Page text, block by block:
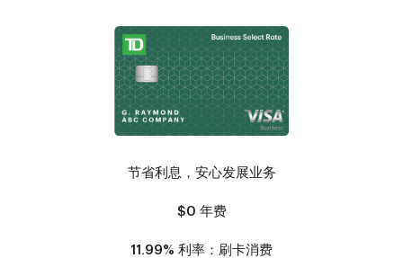
节省利息，安心发展业务
$0 年费
11.99% 利率：刷卡消费